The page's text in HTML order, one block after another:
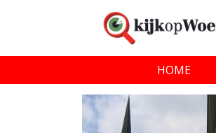
HOME